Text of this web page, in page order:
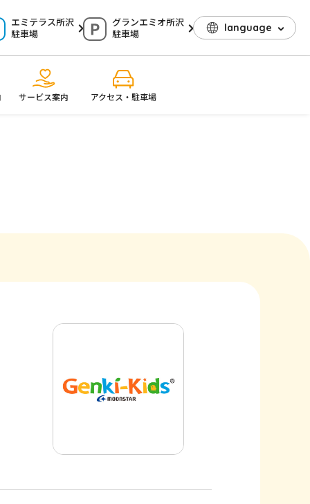
エミテラス所沢
駐車場
グランエミオ所沢
駐車場
language
サービス案内 アクセス・駐車場